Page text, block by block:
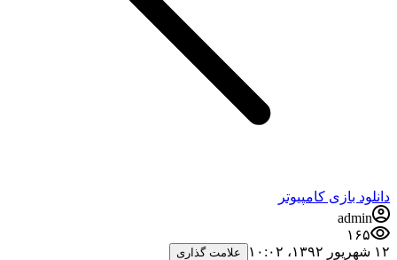
دانلود بازی کامپیوتر
admin
۱۶۵
۱۲ شهریور ۱۳۹۲،‏ ۱۰:۰۲
علامت گذاری